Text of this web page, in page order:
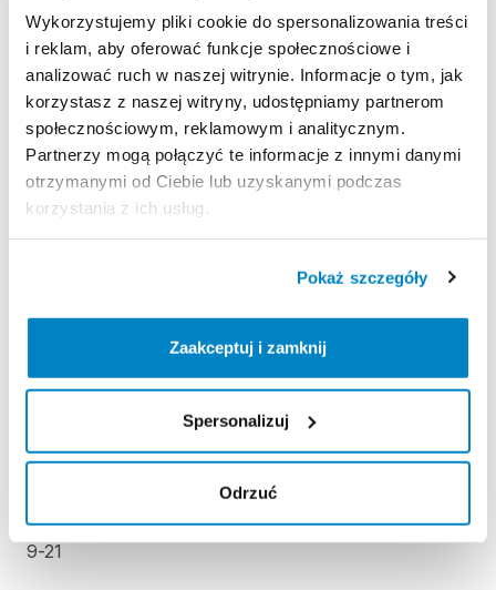
Wykorzystujemy pliki cookie do spersonalizowania treści
i reklam, aby oferować funkcje społecznościowe i
analizować ruch w naszej witrynie. Informacje o tym, jak
korzystasz z naszej witryny, udostępniamy partnerom
społecznościowym, reklamowym i analitycznym.
Partnerzy mogą połączyć te informacje z innymi danymi
otrzymanymi od Ciebie lub uzyskanymi podczas
korzystania z ich usług.
Pokaż szczegóły
Zaakceptuj i zamknij
Spersonalizuj
Odrzuć
Maksymalna
waga dziecka: 18
Strona produktu w sklepie
Zasady wypożyczenia